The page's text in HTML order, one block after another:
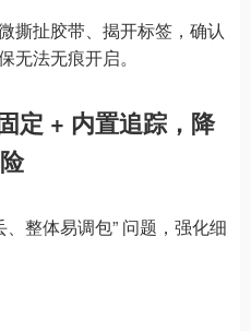
撕扯胶带、揭开标签，确认
无法无痕开启。
定 + 内置追踪，降
、整体易调包” 问题，强化细